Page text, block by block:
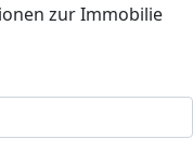
zur Immobilie